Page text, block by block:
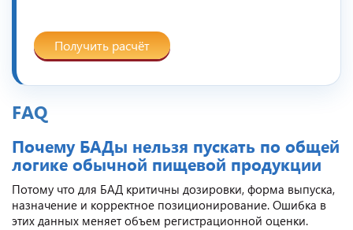
Получить расчёт
FAQ
Почему БАДы нельзя пускать по общей
логике обычной пищевой продукции
Потому что для БАД критичны дозировки, форма выпуска,
назначение и корректное позиционирование. Ошибка в
этих данных меняет объем регистрационной оценки.